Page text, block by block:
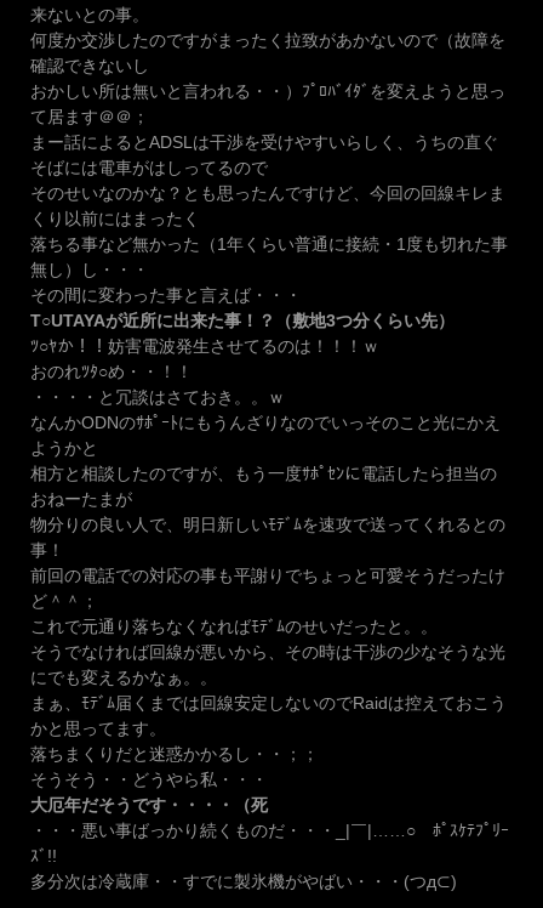
来ないとの事。
何度か交渉したのですがまったく拉致があかないので（故障を
確認できないし
おかしい所は無いと言われる・・）ﾌﾟﾛﾊﾞｲﾀﾞを変えようと思っ
て居ます＠＠；
まー話によるとADSLは干渉を受けやすいらしく、うちの直ぐ
そばには電車がはしってるので
そのせいなのかな？とも思ったんですけど、今回の回線キレま
くり以前にはまったく
落ちる事など無かった（1年くらい普通に接続・1度も切れた事
無し）し・・・
その間に変わった事と言えば・・・
T○UTAYAが近所に出来た事！？（敷地3つ分くらい先）
ﾂ○ﾔか！！妨害電波発生させてるのは！！！ｗ
おのれﾂﾀ○め・・！！
・・・・と冗談はさておき。。ｗ
なんかODNのｻﾎﾟｰﾄにもうんざりなのでいっそのこと光にかえ
ようかと
相方と相談したのですが、もう一度ｻﾎﾟｾﾝに電話したら担当の
おねーたまが
物分りの良い人で、明日新しいﾓﾃﾞﾑを速攻で送ってくれるとの
事！
前回の電話での対応の事も平謝りでちょっと可愛そうだったけ
ど＾＾；
これで元通り落ちなくなればﾓﾃﾞﾑのせいだったと。。
そうでなければ回線が悪いから、その時は干渉の少なそうな光
にでも変えるかなぁ。。
まぁ、ﾓﾃﾞﾑ届くまでは回線安定しないのでRaidは控えておこう
かと思ってます。
落ちまくりだと迷惑かかるし・・；；
そうそう・・どうやら私・・・
大厄年だそうです・・・・（死
・・・悪い事ばっかり続くものだ・・・_|￣|……○ ﾎﾟｽｹﾃﾌﾟﾘｰ
ｽﾞ!!
多分次は冷蔵庫・・すでに製氷機がやばい・・・(つд⊂)